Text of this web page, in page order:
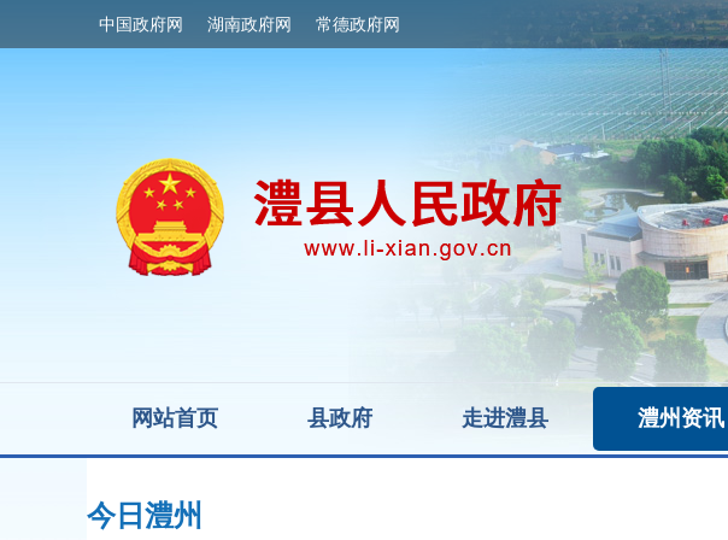
中国政府网 湖南政府网 常德政府网
网站首页 县政府 走进澧县 澧州资讯
今日澧州